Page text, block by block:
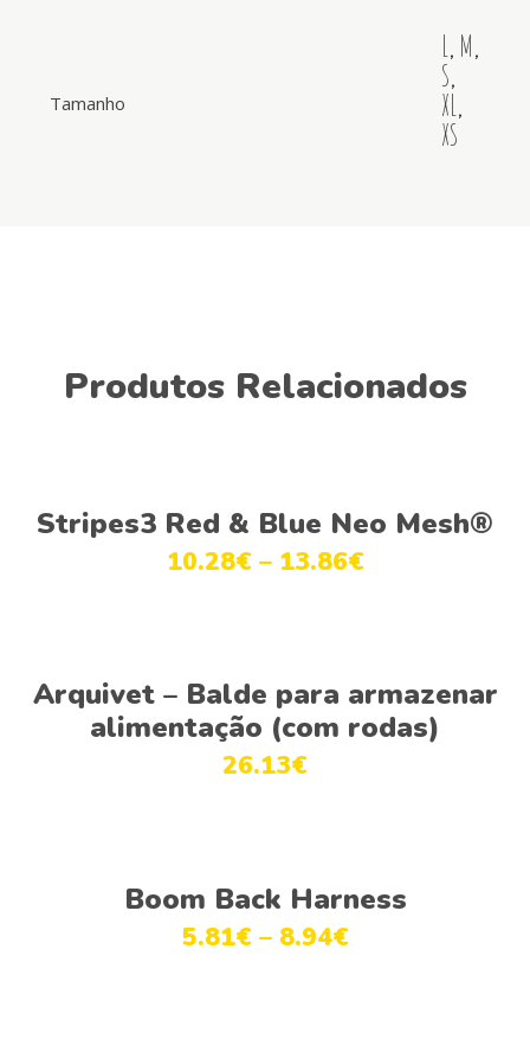
Tamanho
L, M,
S,
XL,
XS
Produtos Relacionados
Ver opções
Stripes3 Red & Blue Neo Mesh®
10.28€ – 13.86€
Adicionar
Arquivet – Balde para armazenar
alimentação (com rodas)
26.13€
Ver opções
Boom Back Harness
5.81€ – 8.94€